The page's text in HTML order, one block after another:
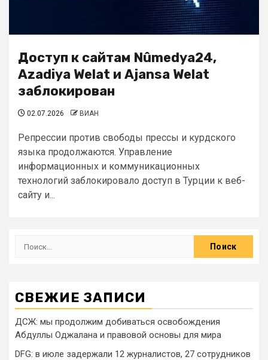
Доступ к сайтам Nûmedya24,
Azadiya Welat и Ajansa Welat
заблокирован
02.07.2026 ВИАН
Репрессии против свободы прессы и курдского
языка продолжаются. Управление
информационных и коммуникационных
технологий заблокировало доступ в Турции к веб-
сайту и...
СВЕЖИЕ ЗАПИСИ
ДСЖ: мы продолжим добиваться освобождения
Абдуллы Оджалана и правовой основы для мира
DFG: в июле задержали 12 журналистов, 27 сотрудников